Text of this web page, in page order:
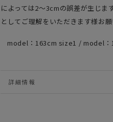
によっては2～3cmの誤差が生じま
としてご理解をいただきます様お願
model：163cm size1 / model
詳細情報
VIEW IMAGES